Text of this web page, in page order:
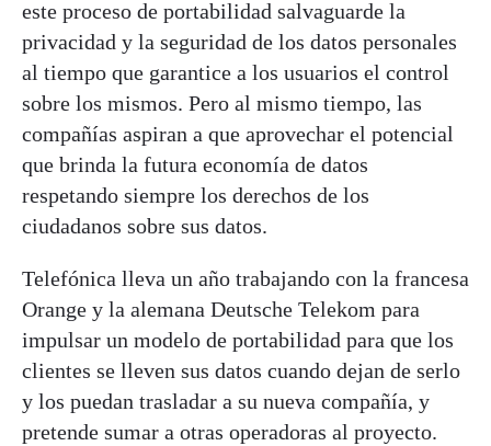
este proceso de portabilidad salvaguarde la
privacidad y la seguridad de los datos personales
al tiempo que garantice a los usuarios el control
sobre los mismos. Pero al mismo tiempo, las
compañías aspiran a que aprovechar el potencial
que brinda la futura economía de datos
respetando siempre los derechos de los
ciudadanos sobre sus datos.
Telefónica lleva un año trabajando con la francesa
Orange y la alemana Deutsche Telekom para
impulsar un modelo de portabilidad para que los
clientes se lleven sus datos cuando dejan de serlo
y los puedan trasladar a su nueva compañía, y
pretende sumar a otras operadoras al proyecto.